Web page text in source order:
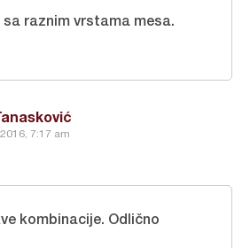
7:17 am
raznim vrstama mesa.
kombinacije. Odlično